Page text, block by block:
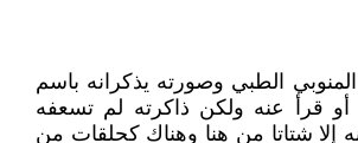
الطبي وصورته يذكرانه باسم
قرأ عنه ولكن ذاكرته لم تسعفه
إلا شتاتا من هنا وهناك كحلقات من